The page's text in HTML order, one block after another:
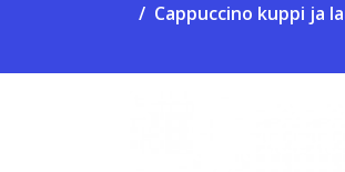
Cappuccino kuppi ja